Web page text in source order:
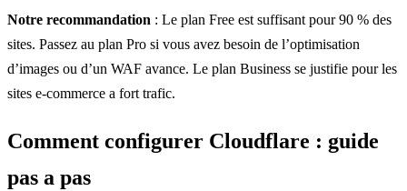
Notre recommandation : Le plan Free est suffisant pour 90 % des
sites. Passez au plan Pro si vous avez besoin de l’optimisation
d’images ou d’un WAF avance. Le plan Business se justifie pour les
sites e-commerce a fort trafic.
Comment configurer Cloudflare : guide
pas a pas